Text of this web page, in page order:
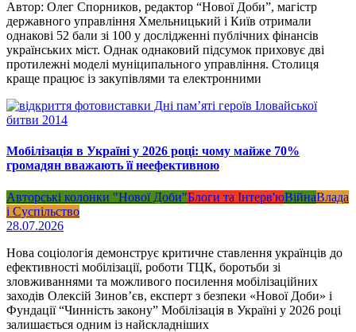
Автор: Олег Спорников, редактор “Нової Доби”, магістр
державного управління Хмельницький і Київ отримали
однакові 52 бали зі 100 у дослідженні публічних фінансів
українських міст. Однак однаковий підсумок приховує дві
протилежні моделі муніципального управління. Столиця
краще працює із закупівлями та електронними
Мобілізація в Україні у 2026 році: чому майже 70%
громадян вважають її неефективною
Авторські колонки "Нової Доби"Блоги та Інтерв'юВійнаВлада
і Суспільство
28.07.2026
Нова соціологія демонструє критичне ставлення українців до
ефективності мобілізації, роботи ТЦК, боротьби зі
зловживаннями та можливого посилення мобілізаційних
заходів Олексій Зинов’єв, експерт з безпеки «Нової Доби» і
Фундації “Чинність закону” Мобілізація в Україні у 2026 році
залишається одним із найскладніших